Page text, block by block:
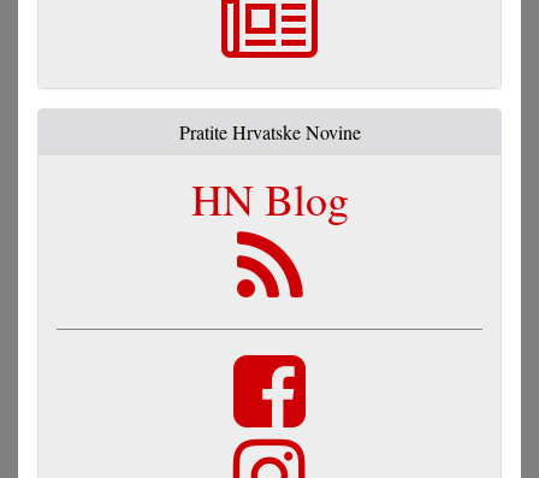
Pratite Hrvatske Novine
HN Blog